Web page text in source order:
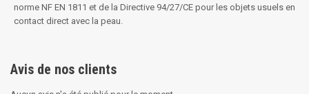
norme NF EN 1811 et de la Directive 94/27/CE pour les objets usuels en
contact direct avec la peau.
Avis de nos clients